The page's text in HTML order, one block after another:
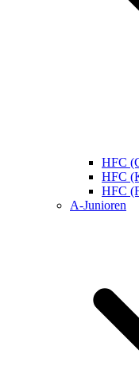
HFC
HFC
HFC
A-Junioren